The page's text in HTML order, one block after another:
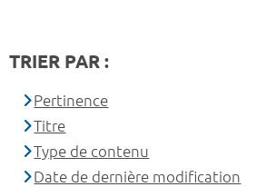
TRIER PAR :
Pertinence
Titre
Type de contenu
Date de dernière modification